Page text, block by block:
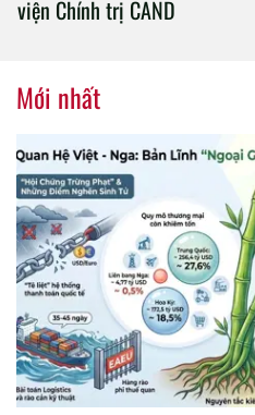
viện Chính trị CAND
Mới nhất